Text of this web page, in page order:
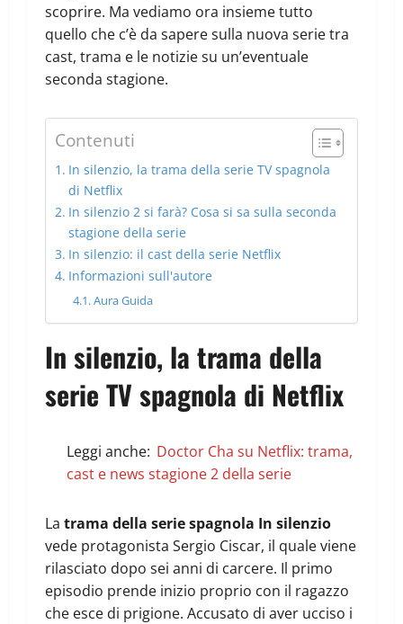
scoprire. Ma vediamo ora insieme tutto
quello che c’è da sapere sulla nuova serie tra
cast, trama e le notizie su un’eventuale
seconda stagione.
Contenuti
In silenzio, la trama della serie TV spagnola
di Netflix
In silenzio 2 si farà? Cosa si sa sulla seconda
stagione della serie
In silenzio: il cast della serie Netflix
Informazioni sull'autore
Aura Guida
In silenzio, la trama della
serie TV spagnola di Netflix
Leggi anche: Doctor Cha su Netflix: trama,
cast e news stagione 2 della serie
La trama della serie spagnola In silenzio
vede protagonista Sergio Ciscar, il quale viene
rilasciato dopo sei anni di carcere. Il primo
episodio prende inizio proprio con il ragazzo
che esce di prigione. Accusato di aver ucciso i